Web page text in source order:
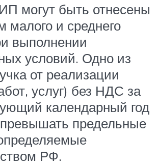
могут быть отнесены
малого и среднего
выполнении
условий. Одно из
от реализации
услуг) без НДС за
календарный год
предельные
РФ.